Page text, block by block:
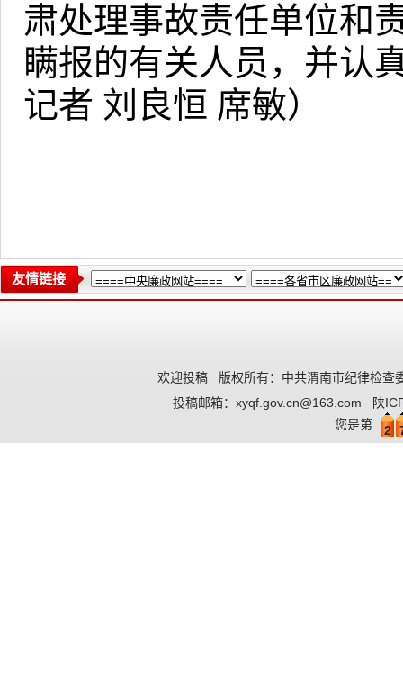
肃处理事故责任单位和
瞒报的有关人员，并认
记者 刘良恒 席敏）
友情链接
欢迎投稿 版权所有：中共渭南市纪律检查
投稿邮箱： xyqf.gov.cn@163.com
陕
您是第